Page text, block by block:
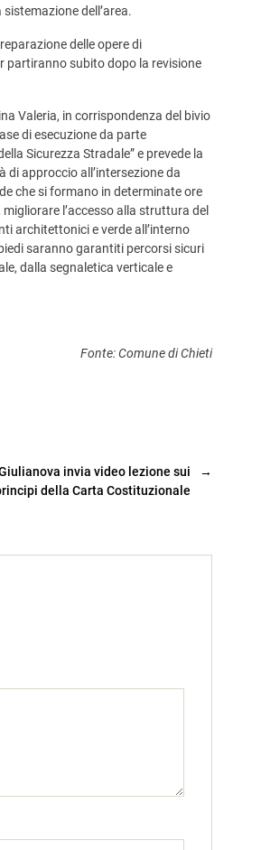
dell’area.
delle opere di
partiranno subito dopo la revisione
Valeria, in corrispondenza del bivio
di esecuzione da parte
Sicurezza Stradale” e prevede la
approccio all’intersezione da
che si formano in determinate ore
l’accesso alla struttura del
architettonici e verde all’interno
saranno garantiti percorsi sicuri
dalla segnaletica verticale e
Fonte: Comune di Chieti
→
invia video lezione sui
della Carta Costituzionale